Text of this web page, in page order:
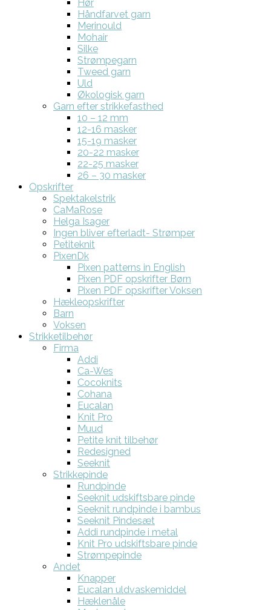
Hør
Håndfarvet garn
Merinould
Mohair
Silke
Strømpegarn
Tweed garn
Uld
Økologisk garn
Garn efter strikkefasthed
10 – 12 mm
12-16 masker
15-19 masker
20-22 masker
22-25 masker
26 – 30 masker
Opskrifter
Spektakelstrik
CaMaRose
Helga Isager
Ingen bliver efterladt- Strømper
Petiteknit
PixenDk
Pixen patterns in English
Pixen PDF opskrifter Børn
Pixen PDF opskrifter Voksen
Hækleopskrifter
Barn
Voksen
Strikketilbehør
Firma
Addi
Ca-Wes
Cocoknits
Cohana
Eucalan
Knit Pro
Muud
Petite knit tilbehør
Redesigned
Seeknit
Strikkepinde
Rundpinde
Seeknit udskiftsbare pinde
Seeknit rundpinde i bambus
Seeknit Pindesæt
Addi rundpinde i metal
Knit Pro udskiftsbare pinde
Strømpepinde
Andet
Knapper
Eucalan uldvaskemiddel
Hæklenåle